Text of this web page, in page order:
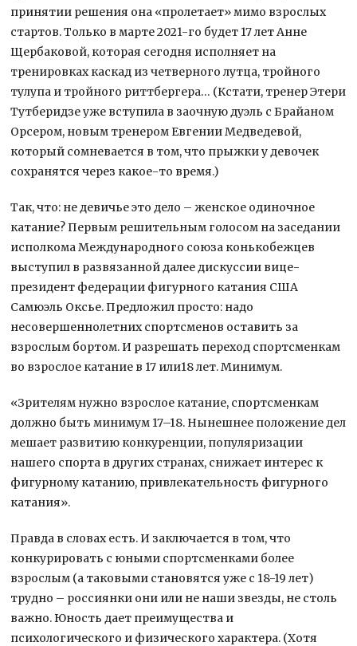
принятии решения она «пролетает» мимо взрослых
стартов. Только в марте 2021-го будет 17 лет Анне
Щербаковой, которая сегодня исполняет на
тренировках каскад из четверного лутца, тройного
тулупа и тройного риттбергера… (Кстати, тренер Этери
Тутберидзе уже вступила в заочную дуэль с Брайаном
Орсером, новым тренером Евгении Медведевой,
который сомневается в том, что прыжки у девочек
сохранятся через какое-то время.)
Так, что: не девичье это дело – женское одиночное
катание? Первым решительным голосом на заседании
исполкома Международного союза конькобежцев
выступил в развязанной далее дискуссии вице-
президент федерации фигурного катания США
Самюэль Оксье. Предложил просто: надо
несовершеннолетних спортсменов оставить за
взрослым бортом. И разрешать переход спортсменкам
во взрослое катание в 17 или18 лет. Минимум.
«Зрителям нужно взрослое катание, спортсменкам
должно быть минимум 17–18. Нынешнее положение дел
мешает развитию конкуренции, популяризации
нашего спорта в других странах, снижает интерес к
фигурному катанию, привлекательность фигурного
катания».
Правда в словах есть. И заключается в том, что
конкурировать с юными спортсменками более
взрослым (а таковыми становятся уже с 18-19 лет)
трудно – россиянки они или не наши звезды, не столь
важно. Юность дает преимущества и
психологического и физического характера. (Хотя